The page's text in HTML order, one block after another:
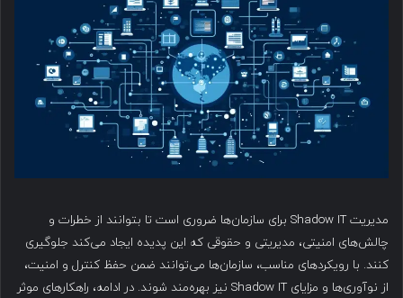
مدیریت Shadow IT برای سازمان‌ها ضروری است تا بتوانند از خطرات و
چالش‌های امنیتی، مدیریتی و حقوقی که این پدیده ایجاد می‌کند جلوگیری
کنند. با رویکردهای مناسب، سازمان‌ها می‌توانند ضمن حفظ کنترل و امنیت،
از نوآوری‌ها و مزایای Shadow IT نیز بهره‌مند شوند. در ادامه، راهکارهای موثر